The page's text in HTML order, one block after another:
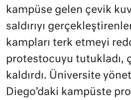
kampüse gelen çevik
saldırıyı
kampları terk etmeyi
protestocuyu tutukladı,
kaldırdı. Üniversite
Diego’daki kampüste